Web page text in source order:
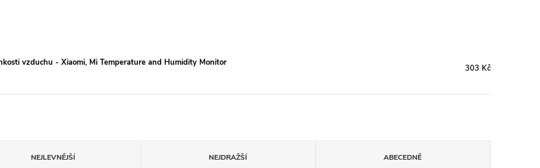
vzduchu - Xiaomi, Mi Temperature and Humidity Monitor
303 Kč
NEJLEVNĚJŠÍ NEJDRAŽŠÍ ABECEDNĚ